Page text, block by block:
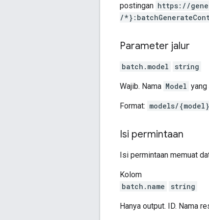
postingan https: / /
/
Parameter jalur
batch.model string
Wajib. Nama Model yang
Format: models/{model}
Isi permintaan
Isi permintaan memuat
Kolom
batch.name
string
Hanya output. ID. Nama